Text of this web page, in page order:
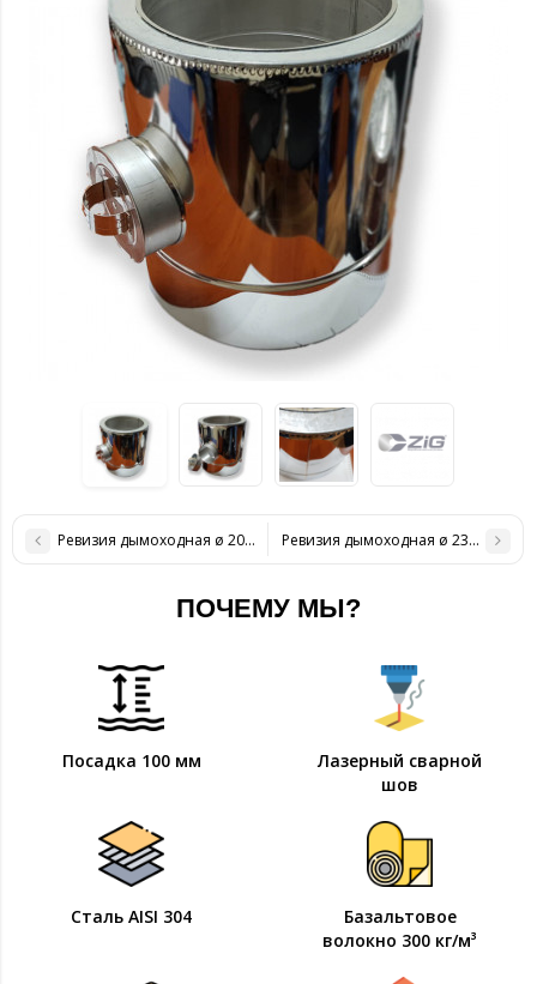
Ревизия дымоходная ø 200/260 н/н 1 ммРевизия дымоходная ø 230/300 н/
ПОЧЕМУ МЫ?
Посадка 100 мм
Лазерный сварной
шов
Сталь AISI 304
Базальтовое
волокно 300 кг/м³